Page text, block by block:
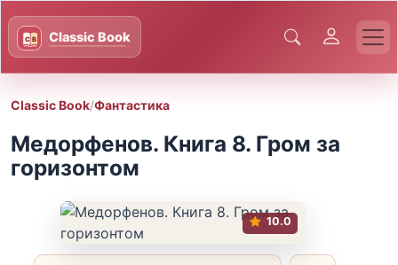
Classic Book/Фантастика
Медорфенов. Книга 8. Гром за
горизонтом
10.0